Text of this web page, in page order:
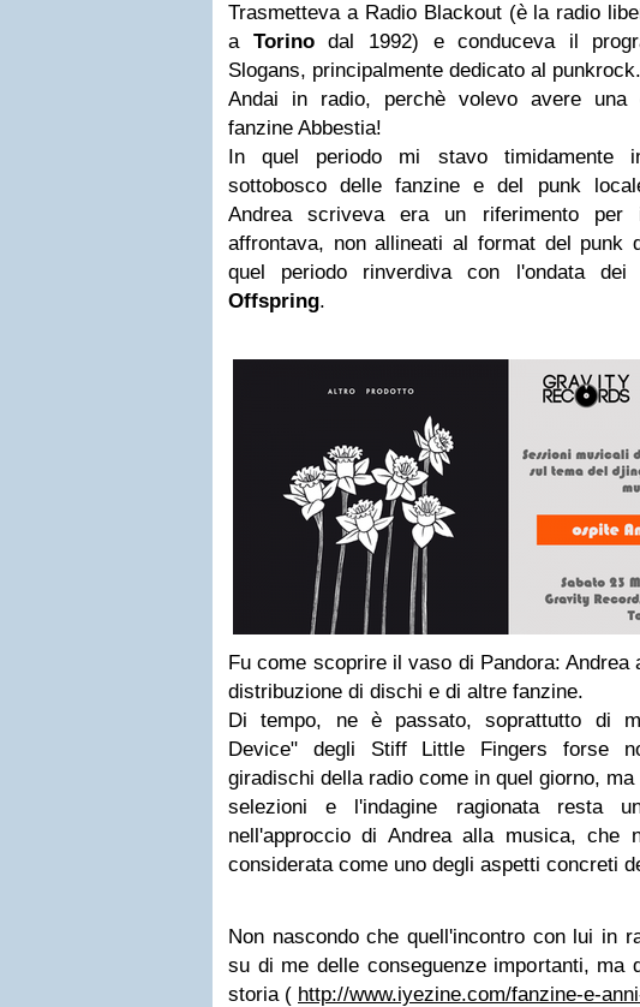
Trasmetteva a Radio Blackout (è la radio
a Torinodal 1992) e conduceva il
Slogans, principalmente dedicato al punkrock.
Andai in radio, perchè volevo avere una
fanzine Abbestia!
In quel periodo mi stavo timidamente
sottobosco delle fanzine e del punk
Andrea scriveva era un riferimento per
affrontava, non allineati al format del punk
quel periodo rinverdiva con l'ondata dei
Offspring.
Fu come scoprire il vaso di Pandora: Andrea
distribuzione di dischi e di altre fanzine.
Di tempo, ne è passato, soprattutto di
Device" degli Stiff Little Fingers forse
giradischi della radio come in quel giorno,
selezioni e l'indagine ragionata resta
nell'approccio di Andrea alla musica, che
considerata come uno degli aspetti concreti
Non nascondo che quell'incontro con lui in
su di me delle conseguenze importanti, ma
storia ( http://www.iyezine.com/fanzine-e-